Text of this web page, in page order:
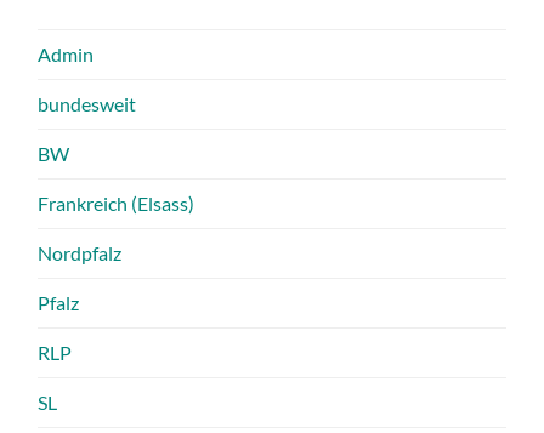
Admin
bundesweit
BW
Frankreich (Elsass)
Nordpfalz
Pfalz
RLP
SL